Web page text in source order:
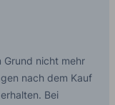
Grund nicht mehr
nach dem Kauf
Bei